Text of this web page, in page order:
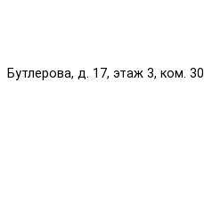
Бутлерова, д. 17, этаж 3, ком.